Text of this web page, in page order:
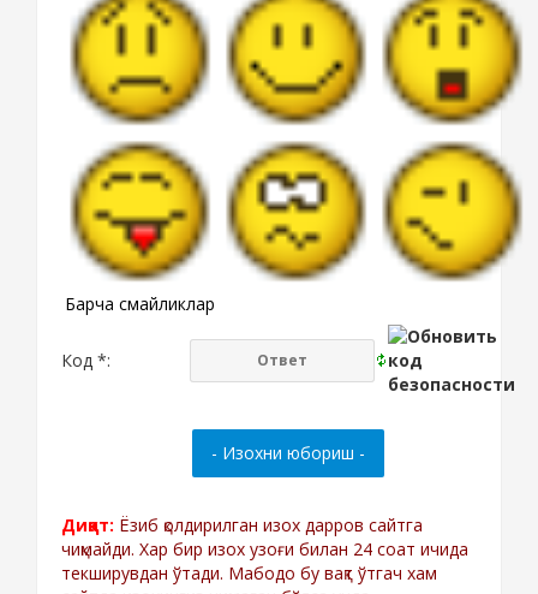
Барча смайликлар
Код *:
Диққат: Ёзиб қолдирилган изох дарров сайтга
чиқмайди. Хар бир изох узоғи билан 24 соат ичида
текширувдан ўтади. Мабодо бу вақт ўтгач хам